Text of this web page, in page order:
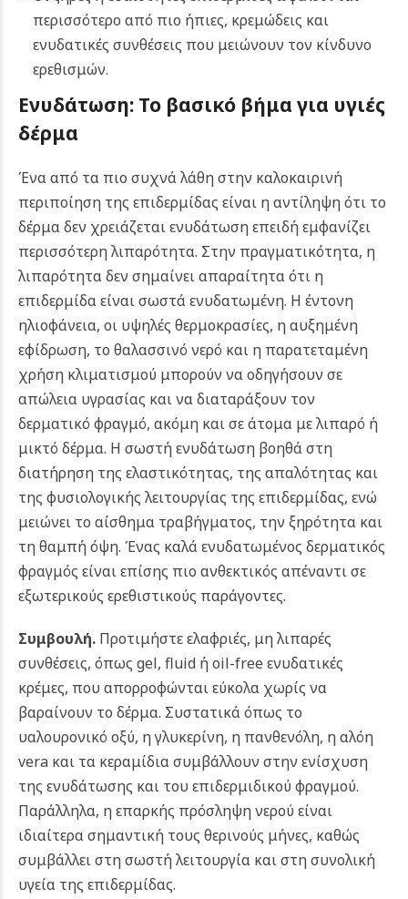
περισσότερο από πιο ήπιες, κρεμώδεις και
ενυδατικές συνθέσεις που μειώνουν τον κίνδυνο
ερεθισμών.
Ενυδάτωση: Το βασικό βήμα για υγιές
δέρμα
Ένα από τα πιο συχνά λάθη στην καλοκαιρινή
περιποίηση της επιδερμίδας είναι η αντίληψη ότι το
δέρμα δεν χρειάζεται ενυδάτωση επειδή εμφανίζει
περισσότερη λιπαρότητα. Στην πραγματικότητα, η
λιπαρότητα δεν σημαίνει απαραίτητα ότι η
επιδερμίδα είναι σωστά ενυδατωμένη. Η έντονη
ηλιοφάνεια, οι υψηλές θερμοκρασίες, η αυξημένη
εφίδρωση, το θαλασσινό νερό και η παρατεταμένη
χρήση κλιματισμού μπορούν να οδηγήσουν σε
απώλεια υγρασίας και να διαταράξουν τον
δερματικό φραγμό, ακόμη και σε άτομα με λιπαρό ή
μικτό δέρμα. Η σωστή ενυδάτωση βοηθά στη
διατήρηση της ελαστικότητας, της απαλότητας και
της φυσιολογικής λειτουργίας της επιδερμίδας, ενώ
μειώνει το αίσθημα τραβήγματος, την ξηρότητα και
τη θαμπή όψη. Ένας καλά ενυδατωμένος δερματικός
φραγμός είναι επίσης πιο ανθεκτικός απέναντι σε
εξωτερικούς ερεθιστικούς παράγοντες.
Συμβουλή. Προτιμήστε ελαφριές, μη λιπαρές
συνθέσεις, όπως gel, fluid ή oil-free ενυδατικές
κρέμες, που απορροφώνται εύκολα χωρίς να
βαραίνουν το δέρμα. Συστατικά όπως το
υαλουρονικό οξύ, η γλυκερίνη, η πανθενόλη, η αλόη
vera και τα κεραμίδια συμβάλλουν στην ενίσχυση
της ενυδάτωσης και του επιδερμιδικού φραγμού.
Παράλληλα, η επαρκής πρόσληψη νερού είναι
ιδιαίτερα σημαντική τους θερινούς μήνες, καθώς
συμβάλλει στη σωστή λειτουργία και στη συνολική
υγεία της επιδερμίδας.